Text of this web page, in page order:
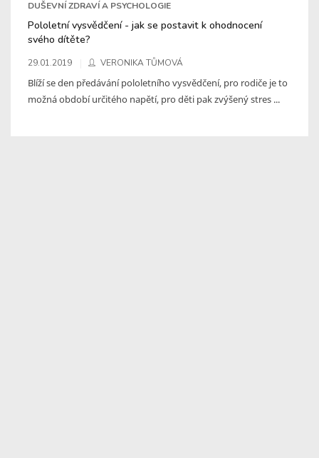
DUŠEVNÍ ZDRAVÍ A PSYCHOLOGIE
Pololetní vysvědčení - jak se postavit k ohodnocení
svého dítěte?
29.01.2019 VERONIKA TŮMOVÁ
Blíží se den předávání pololetního vysvědčení, pro rodiče je to
možná období určitého napětí, pro děti pak zvýšený stres ...